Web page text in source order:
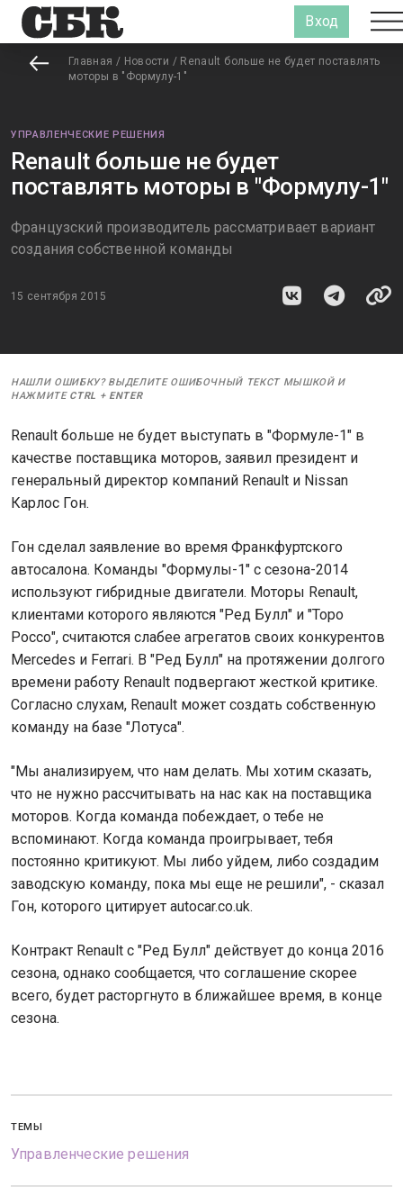
Вход
Главная / Новости / Renault больше не будет поставлять
моторы в "Формулу-1"
УПРАВЛЕНЧЕСКИЕ РЕШЕНИЯ
Renault больше не будет
поставлять моторы в "Формулу-1"
Французский производитель рассматривает вариант
создания собственной команды
15 сентября 2015
НАШЛИ ОШИБКУ? ВЫДЕЛИТЕ ОШИБОЧНЫЙ ТЕКСТ МЫШКОЙ И
НАЖМИТЕ CTRL + ENTER
Renault больше не будет выступать в "Формуле-1" в
качестве поставщика моторов, заявил президент и
генеральный директор компаний Renault и Nissan
Карлос Гон.
Гон сделал заявление во время Франкфуртского
автосалона. Команды "Формулы-1" с сезона-2014
используют гибридные двигатели. Моторы Renault,
клиентами которого являются "Ред Булл" и "Торо
Россо", считаются слабее агрегатов своих конкурентов
Mercedes и Ferrari. В "Ред Булл" на протяжении долгого
времени работу Renault подвергают жесткой критике.
Согласно слухам, Renault может создать собственную
команду на базе "Лотуса".
"Мы анализируем, что нам делать. Мы хотим сказать,
что не нужно рассчитывать на нас как на поставщика
моторов. Когда команда побеждает, о тебе не
вспоминают. Когда команда проигрывает, тебя
постоянно критикуют. Мы либо уйдем, либо создадим
заводскую команду, пока мы еще не решили", - сказал
Гон, которого цитирует autocar.co.uk.
Контракт Renault с "Ред Булл" действует до конца 2016
сезона, однако сообщается, что соглашение скорее
всего, будет расторгнуто в ближайшее время, в конце
сезона.
ТЕМЫ
Управленческие решения